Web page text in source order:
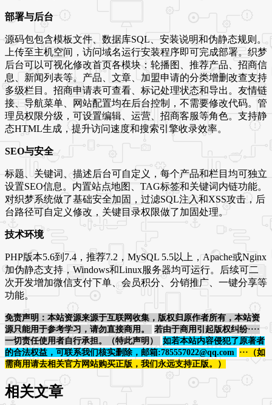
部署与后台
源码包包含模板文件、数据库SQL、安装说明和伪静态规则。
上传至主机空间，访问域名运行安装程序即可完成部署。织梦
后台可以可视化修改首页各模块：轮播图、推荐产品、招商信
息、新闻列表等。产品、文章、加盟申请的分类增删改查支持
多级栏目。招商申请表可查看、标记处理状态和导出。友情链
接、导航菜单、网站配置均在后台控制，不需要修改代码。管
理员权限分级，可设置编辑、运营、招商客服等角色。支持静
态HTML生成，提升访问速度和搜索引擎收录效率。
SEO与安全
标题、关键词、描述后台可自定义，每个产品和栏目均可独立
设置SEO信息。内置站点地图、TAG标签和关键词内链功能。
对织梦系统做了基础安全加固，过滤SQL注入和XSS攻击，后
台路径可自定义修改，关键目录权限做了加固处理。
技术环境
PHP版本5.6到7.4，推荐7.2，MySQL 5.5以上，Apache或Nginx
加伪静态支持，Windows和Linux服务器均可运行。后续可二
次开发增加微信支付下单、会员积分、分销推广、一键分享等
功能。
免责声明：本站资源来源于互联网收集，版权归原作者所有，本站资
源只能用于参考学习，请勿直接商用。
若由于商用引起版权纠纷····
一切责任使用者自行承担。（特此声明）
如若本站内容侵犯了原著者
的合法权益，可联系我们核实删除，邮箱:785557022@qq.com
···（如
需商用请去相关官方网站购买正版，我们永远支持正版。）
相关文章